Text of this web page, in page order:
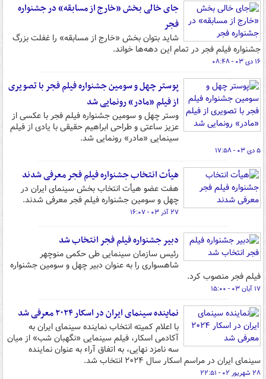
جای خالی بخش «خارج از مسابقه» در جشنواره
فجر
شاید بتوان بخش «خارج از مسابقه» را غفلت بزرگ
جشنواره فیلم فجر در تمام این دهه‌ها خواند.
۱۶ دی ۰۳ - ۰۸:۴۸
پوستر چهل و سومین جشنواره فیلم فجر با تصویری
از فیلم «مادر» رونمایی شد
وستر چهل و سومین جشنواره فیلم فجر با عکسی از
عزیز ساعتی و طراحی ابراهیم حقیقی با یادی از فیلم
سینمایی «مادر» رونمایی شد.
۵ دی ۰۳ - ۱۷:۵۸
هیأت انتخاب جشنواره فیلم فجر معرفی شدند
هفت عضو هیأت انتخاب بخش سینمای ایران در
چهل و سومین جشنواره فیلم فجر معرفی شدند.
۲۷ آذر ۰۳ - ۱۶:۰۷
دبیر جشنواره فیلم فجر انتخاب شد
رئیس سازمان سینمایی طی حکمی منوچهر
شاهسواری را به عنوان دبیر چهل و سومین جشنواره
فیلم فجر منصوب کرد.
۱۷ آبان ۰۳ - ۱۵:۰۰
نماینده سینمای ایران در اسکار ۲۰۲۴ معرفی شد
با اعلام کمیته انتخاب نماینده سینمای ایران به
آکادمی اسکار، فیلم سینمایی «نگهبان شب» از میان
سه نامزد نهایی، به اتفاق آراء به عنوان نماینده
سینمای ایران در مراسم اسکار سال ۲۰۲۴ انتخاب شد.
۲۸ شهریور ۰۲ - ۲۲:۵۱